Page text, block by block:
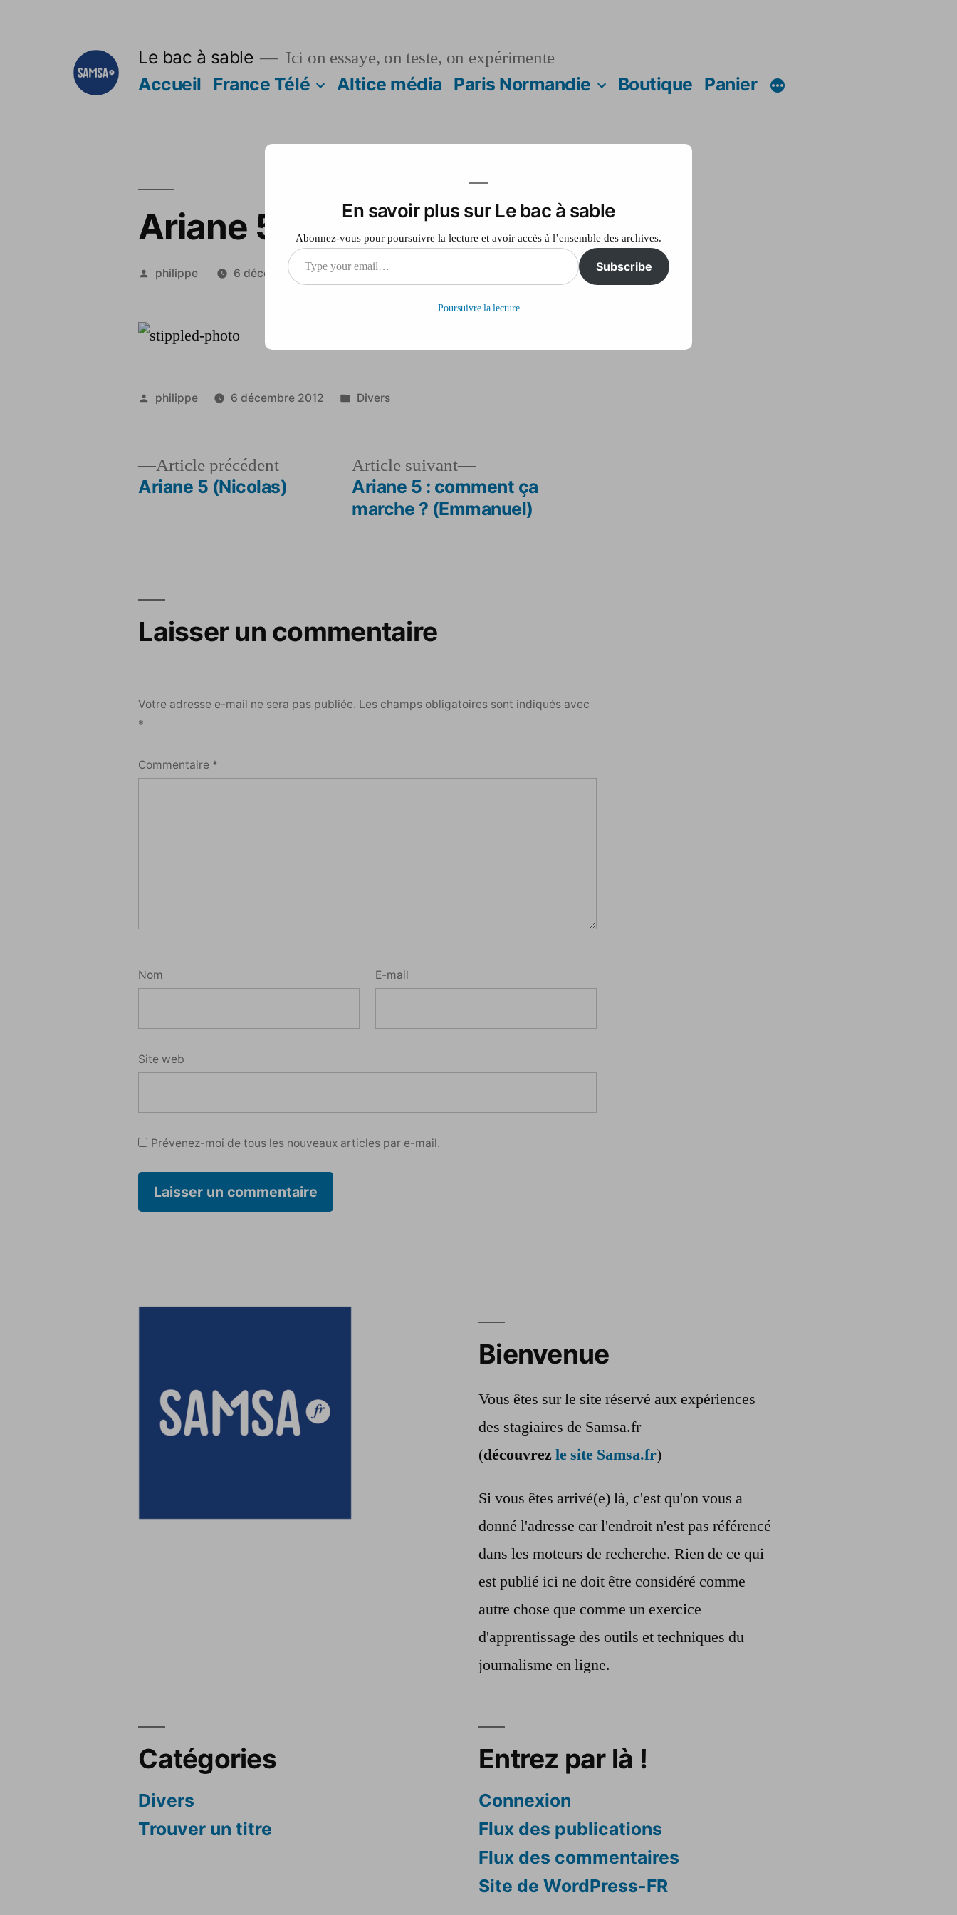
Le bac à sable Ici on essaye, on teste, on expérimente
Accueil France Télé Altice média Paris Normandie Boutique Panier
Ariane 5 Yves
Publié
philippe 6 décembre 2012 Laisser un commentaire
5
Publié
philippe 6 décembre 2012
Publié
Divers
Navigation
Article précédentArticle
précédent :
Ariane 5 (Nicolas)
Article suivant
Article
suivant :
Ariane 5 : comment ça
marche ? (Emmanuel)
Laisser un commentaire
Votre adresse e-mail ne sera pas publiée. Les champs obligatoires sont indiqués avec
*
Commentaire *
Nom E-mail
Site web
Prévenez-moi de tous les nouveaux articles par e-mail.
Bienvenue
Vous êtes sur le site réservé aux expériences
des stagiaires de Samsa.fr
(découvrezle site Samsa.fr)
Si vous êtes arrivé(e) là, c'est qu'on vous a
donné l'adresse car l'endroit n'est pas référencé
dans les moteurs de recherche. Rien de ce qui
est publié ici ne doit être considéré comme
autre chose que comme un exercice
d'apprentissage des outils et techniques du
journalisme en ligne.
Catégories
Divers
Trouver un titre
Entrez par là !
Connexion
Flux des publications
Flux des commentaires
Site de WordPress-FR
En savoir plus sur Le bac à sable
Abonnez-vous pour poursuivre la lecture et avoir accès à l’ensemble des archives.
Type
your
Subscribe
Poursuivre la lecture